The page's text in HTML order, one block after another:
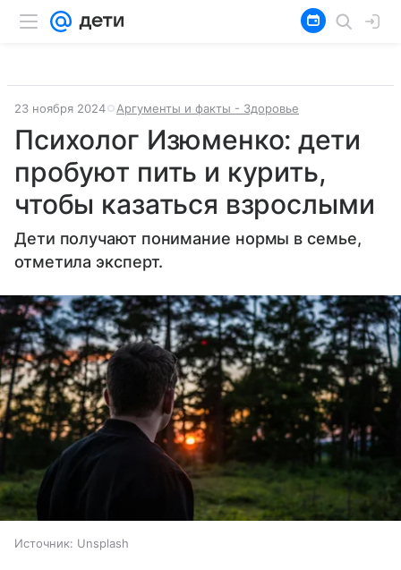
23 ноября 2024 Аргументы и факты - Здоровье
Психолог Изюменко: дети
пробуют пить и курить,
чтобы казаться взрослыми
Дети получают понимание нормы в семье,
отметила эксперт.
Источник: Unsplash